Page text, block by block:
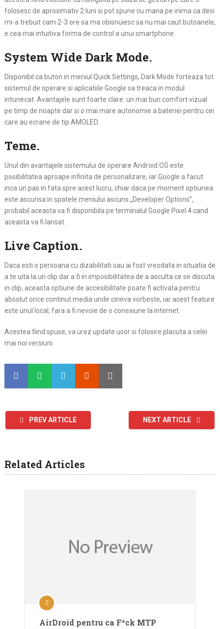
folosesc de aproximativ 2 luni si pot spune cu mana pe inima ca desi
mi-a trebuit cam 2-3 ore sa ma obisnuiesc sa nu mai caut butoanele,
e cea mai intuitiva forma de control a unui smartphone.
System Wide Dark Mode.
Disponibil ca buton in meniul Quick Settings, Dark Mode forteaza tot
sistemul de operare si aplicatiile Google sa treaca in modul
intunecat. Avantajele sunt foarte clare: un mai bun comfort vizual
pe timp de noapte dar si o mai mare autonomie a bateriei pentru cei
care au ecrane de tip AMOLED.
Teme.
Unul din avantajele sistemului de operare Android OS este
posibilitatea aproape infinita de personalizare, iar Google a facut
inca un pas in fata spre acest lucru, chiar daca pe moment optiunea
este ascunsa in spatele meniului ascuns „Developer Options”,
probabil aceasta va fi disponibila pe terminalul Google Pixel 4 cand
aceasta va fi lansat.
Live Caption.
Daca esti o persoana cu dizabilitati sau ai fost vreodata in situatia de
a te uita la un clip dar a fi in imposibilitatea de a asculta ce se discuta
in clip, aceasta optiune de accesibilitate poate fi activata pentru
absolut orice continut media unde cineva vorbeste, iar acest feature
este unul local, fara a fi nevoie de o conexiune la internet.
Acestea fiind spuse, va urez update usor si folosire placuta a celei
mai noi versiuni.
PREV ARTICLE NEXT ARTICLE
Related Articles
AirDroid pentru ca F*ck MTP